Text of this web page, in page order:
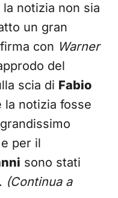
la notizia non sia
un gran
con Warner
del
scia di Fabio
la notizia fosse
per il
sono stati
(Continua a